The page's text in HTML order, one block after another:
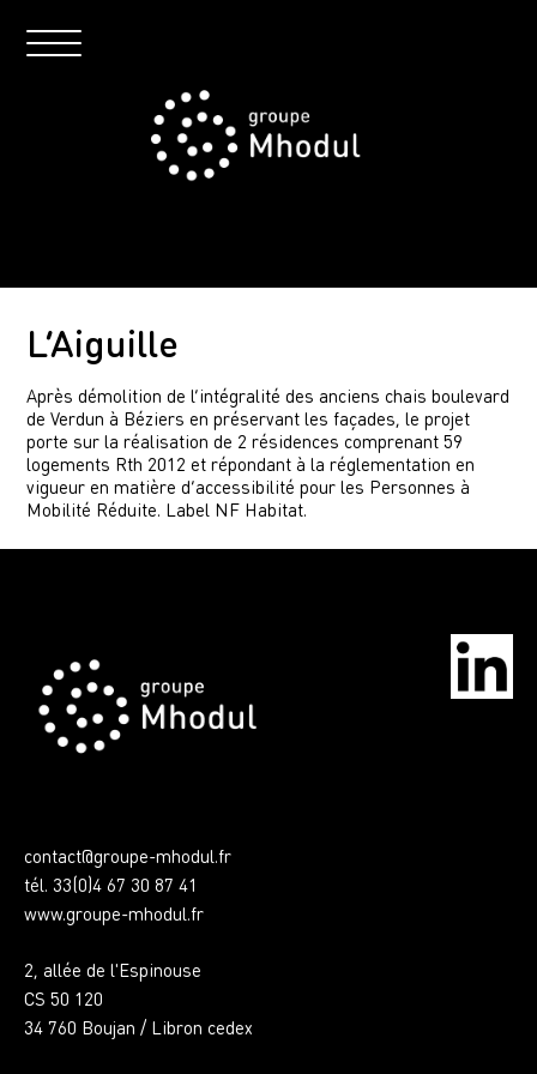
L’Aiguille
Après démolition de l’intégralité des anciens chais boulevard
de Verdun à Béziers en préservant les façades, le projet
porte sur la réalisation de 2 résidences comprenant 59
logements Rth 2012 et répondant à la réglementation en
vigueur en matière d’accessibilité pour les Personnes à
Mobilité Réduite. Label NF Habitat.
contact@groupe-mhodul.fr
tél. 33(0)4 67 30 87 41
www.groupe-mhodul.fr
2, allée de l'Espinouse
CS 50 120
34 760 Boujan / Libron cedex